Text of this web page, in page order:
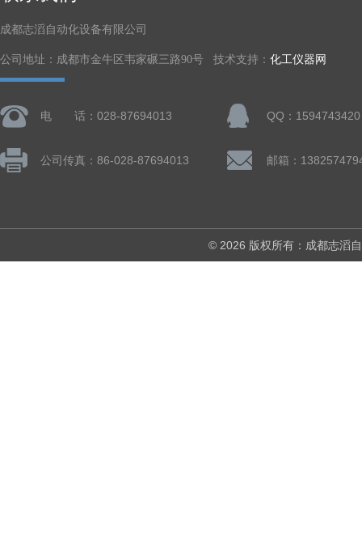
成都志滔自动化设备有限公司
公司地址：成都市金牛区韦家碾三路90号 技术支持： 化工仪器网
电 话：028-87694013 QQ：1594743420
公司传真：86-028-87694013
© 2026 版权所有：成都志滔